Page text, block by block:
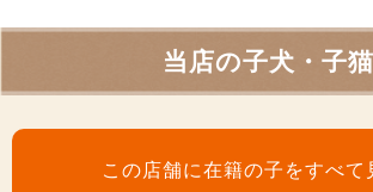
当店の子犬・子猫
この店舗に在籍の子をすべて